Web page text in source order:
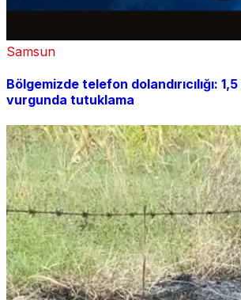
Samsun
Bölgemizde telefon dolandırıcılığı:
vurgunda tutuklama